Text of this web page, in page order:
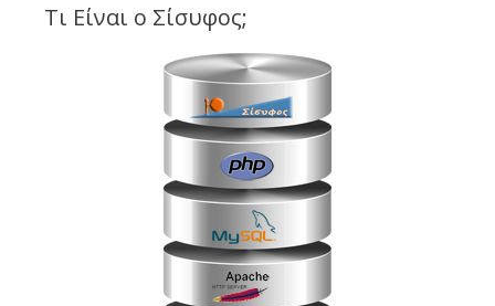
Τι Είναι ο Σίσυφος;